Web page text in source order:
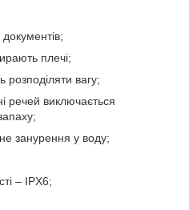
плечі;
вагу;
речей виключається
занурення у воду;
– IPX6;